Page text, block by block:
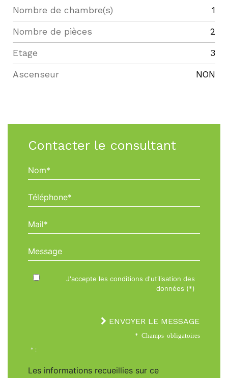
Nombre de chambre(s) 1
Nombre de pièces 2
Etage 3
Ascenseur NON
Contacter le consultant
Nom*
Téléphone*
Mail*
Message
J'accepte les conditions d'utilisation des
données (*)
ENVOYER LE MESSAGE
* Champs obligatoires
* :
Les informations recueillies sur ce